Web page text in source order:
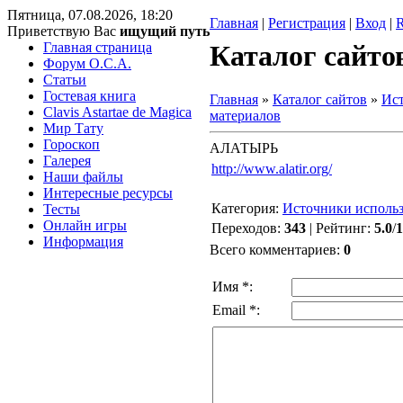
Пятница, 07.08.2026, 18:20
Приветствую Вас ищущий путь
Главная | Регистрация | Вход |
Главная страница
Форум O.C.A.
Статьи
Гостевая книга
Clavis Astartae de Magica
Мир Тату
Гороскоп
Галерея
Наши файлы
Интересные ресурсы
Тесты
Онлайн игры
Информация
Каталог
Главная » Каталог сайтов »
материалов
АЛАТЫРЬ
http://www.alatir.org/
Категория: Источники
Переходов: 343 | Рейтинг: 5.0/1
Всего комментариев: 0
Имя *:
Email *: